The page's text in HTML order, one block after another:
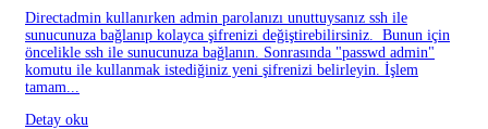
Directadmin kullanırken admin parolanızı unuttuysanız ssh ile
sunucunuza bağlanıp kolayca şifrenizi değiştirebilirsiniz. Bunun için
öncelikle ssh ile sunucunuza bağlanın. Sonrasında "passwd admin"
komutu ile kullanmak istediğiniz yeni şifrenizi belirleyin. İşlem
tamam...
Detay oku